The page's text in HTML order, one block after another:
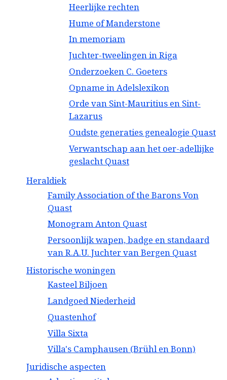
Heerlijke rechten
Hume of Manderstone
In memoriam
Juchter-tweelingen in Riga
Onderzoeken C. Goeters
Opname in Adelslexikon
Orde van Sint-Mauritius en Sint-
Lazarus
Oudste generaties genealogie Quast
Verwantschap aan het oer-adellijke
geslacht Quast
Heraldiek
Family Association of the Barons Von
Quast
Monogram Anton Quast
Persoonlijk wapen, badge en standaard
van R.A.U. Juchter van Bergen Quast
Historische woningen
Kasteel Biljoen
Landgoed Niederheid
Quastenhof
Villa Sixta
Villa's Camphausen (Brühl en Bonn)
Juridische aspecten